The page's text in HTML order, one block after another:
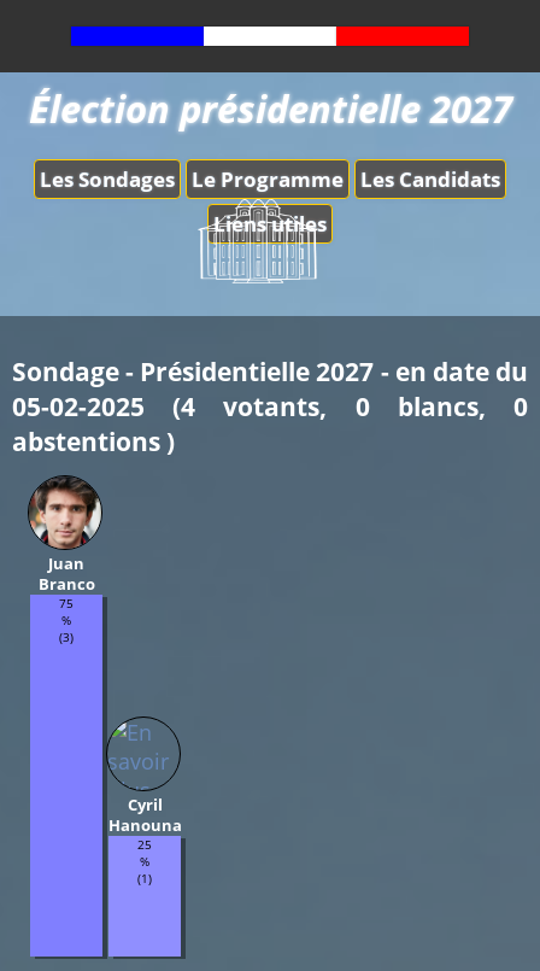
Les Sondages Le Programme
Les Candidats
Liens utiles
Élection présidentielle 2027
Sondage - Présidentielle 2027 - en date du
05-02-2025 (4 votants, 0 blancs, 0
abstentions )
Juan
Branco
75
%
(3)
Cyril
Hanouna
25
%
(1)